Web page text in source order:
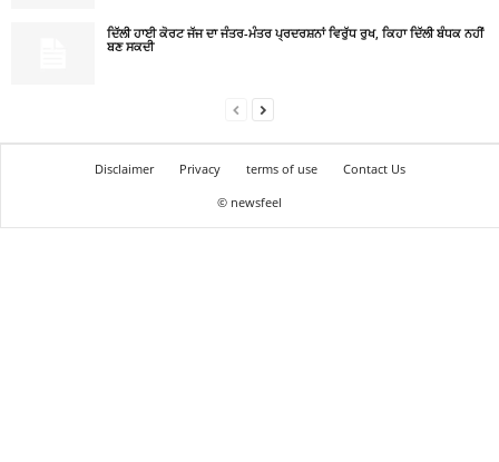
ਦਿੱਲੀ ਹਾਈ ਕੋਰਟ ਜੱਜ ਦਾ ਜੰਤਰ-ਮੰਤਰ ਪ੍ਰਦਰਸ਼ਨਾਂ ਵਿਰੁੱਧ ਰੁਖ, ਕਿਹਾ ਦਿੱਲੀ ਬੰਧਕ ਨਹੀਂ
ਬਣ ਸਕਦੀ
Disclaimer Privacy terms of use
Contact Us
© newsfeel